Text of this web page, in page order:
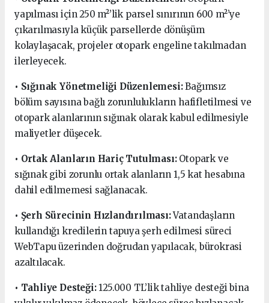
yapılması için 250 m²’lik parsel sınırının 600 m²’ye
çıkarılmasıyla küçük parsellerde dönüşüm
kolaylaşacak, projeler otopark engeline takılmadan
ilerleyecek.
• Sığınak Yönetmeliği Düzenlemesi:Bağımsız
bölüm sayısına bağlı zorunlulukların hafifletilmesi ve
otopark alanlarının sığınak olarak kabul edilmesiyle
maliyetler düşecek.
• Ortak Alanların Hariç Tutulması:Otopark ve
sığınak gibi zorunlu ortak alanların 1,5 kat hesabına
dahil edilmemesi sağlanacak.
• Şerh Sürecinin Hızlandırılması:Vatandaşların
kullandığı kredilerin tapuya şerh edilmesi süreci
WebTapu üzerinden doğrudan yapılacak, bürokrasi
azaltılacak.
• Tahliye Desteği:125.000 TL’lik tahliye desteği bina